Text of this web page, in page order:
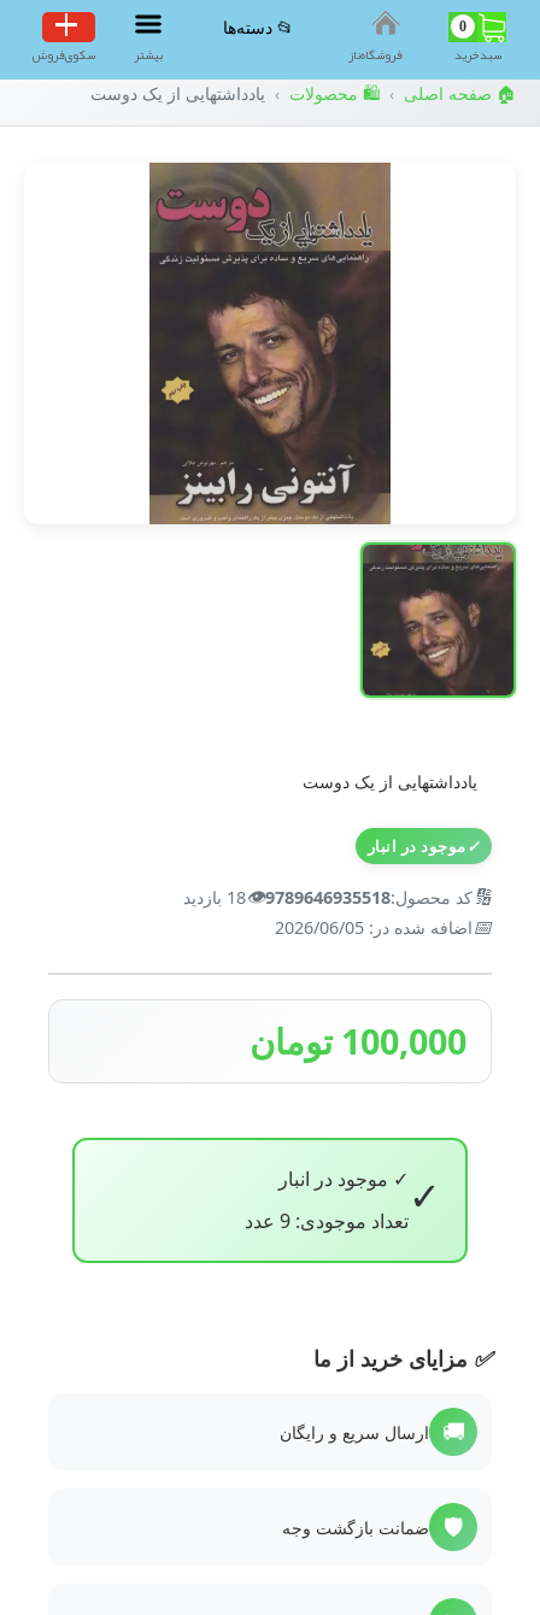
0
سبد‌خرید فروشگاه‌ناز
📂 دسته‌ها
بیشتر سکوی‌فروش
🏠 صفحه اصلی › 🛍️ محصولات › یادداشتهایی از یک دوست
یادداشتهایی از یک دوست
✓موجود در انبار
🔢کد محصول:9789646935518
👁️18 بازدید
📅اضافه شده در: 2026/06/05
100,000 تومان
✓ ✓ موجود در انبار
تعداد موجودی: 9 عدد
✅ مزایای خرید از ما
🚚 ارسال سریع و رایگان
🛡️ ضمانت بازگشت وجه